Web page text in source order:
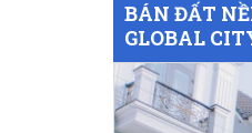
BÁN ĐẤT
GLOBAL